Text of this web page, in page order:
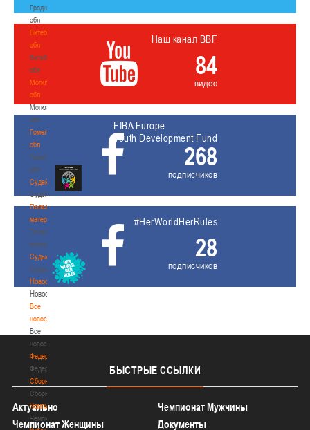
Гродненская
обл
Витебская
обл
Витебская
обл
Могилевская
обл
Могилевская
обл
Гомельская
обл
Гомельская
обл
Судейство
Судейство
Полезные
материалы
Полезные
материалы
Судьи
Судьи
Новости
Новости
Все
новости
Все
новости
Федерация
Федерация
Сборные
Сборные
Чемпионат
Чемпионат
Наш канал BBF
84
видео
FIBA Europe
Youth Development Fund
268
подписчиков
#HerWorldHerRules
28
подписчиков
БЫСТРЫЕ ССЫЛКИ
Актуально
Чемпионат Мужчины
Чемпионат Женщины
Документы